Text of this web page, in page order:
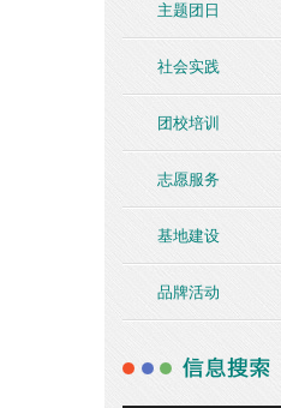
主题团日
社会实践
团校培训
志愿服务
基地建设
品牌活动